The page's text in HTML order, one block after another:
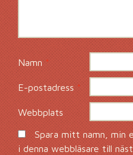
Namn *
E-postadress*
Webbplats
Spara mitt namn, min
i denna webbläsare till